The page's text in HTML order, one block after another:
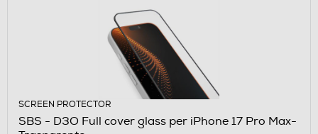
SCREEN PROTECTOR
SBS - D3O Full cover glass per iPhone 17 Pro Max-